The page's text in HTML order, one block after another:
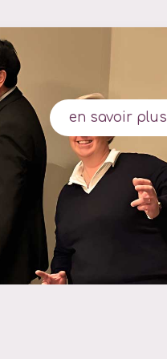
en savoir plus